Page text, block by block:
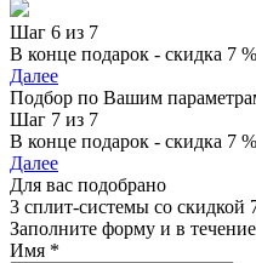
Шаг 6 из 7
В конце подарок - скидка 7 %
Далее
Подбор по Вашим
Шаг 7 из 7
В конце подарок - скидка 7 %
Далее
Для вас подобрано
3 сплит-системы со скидкой
Заполните форму и в
Имя *